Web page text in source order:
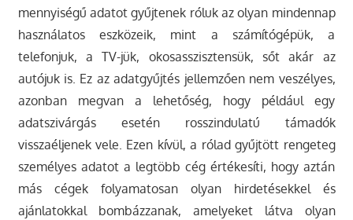
mennyiségű adatot gyűjtenek róluk az olyan mindennap
használatos eszközeik, mint a számítógépük, a
telefonjuk, a TV-jük, okosasszisztensük, sőt akár az
autójuk is. Ez az adatgyűjtés jellemzően nem veszélyes,
azonban megvan a lehetőség, hogy például egy
adatszivárgás esetén rosszindulatú támadók
visszaéljenek vele. Ezen kívül, a rólad gyűjtött rengeteg
személyes adatot a legtöbb cég értékesíti, hogy aztán
más cégek folyamatosan olyan hirdetésekkel és
ajánlatokkal bombázzanak, amelyeket látva olyan